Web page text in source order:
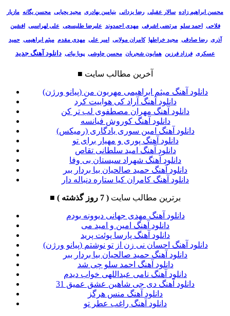
محسن ابراهیم زاده سالار عقیلی رضا یزدانی بنیامین بهادری مجید یحیایی محسن یگانه مازیار
فلاحی احمد سلو مرتضی اشرفی مهدی احمدوند علیرضا طلیسچی علی لهراسبی افشین
آذری رضا صادقی مجید خراطها کامران مولایی امیر علی مهدی مقدم میثم ابراهیمی حمید
عسکری فرزاد فرزین همایون شجریان محسن چاوشی پویا بیاتی دانلود آهنگ جدید
■ آخرین مطالب سایت
دانلود آهنگ میثم ابراهیمی مهربون من (پیانو ورژن)
دانلود آهنگ آراد کی هواییت کرد
دانلود آهنگ مهران مصطفوی لب تر کن
دانلود آهنگ کوروش فیانسه
دانلود آهنگ امین سوری یادگاری (رمیکس)
دانلود آهنگ پوری و مهیار برای تو
دانلود آهنگ امید سلطانی تقاص
دانلود آهنگ شهراد سیستان بی وفا
دانلود آهنگ حمید صالحیان بیا بردار ببر
دانلود آهنگ کامران کیا ستاره دنباله دار
■ برترین مطالب سایت( 7 روز گذشته )
دانلود آهنگ مهدی جهانی دیوونه بودم
دانلود آهنگ امین و امید می
دانلود آهنگ پارسا پوئت پرید
دانلود آهنگ احسان نی زن از تو نوشتم (پیانو ورژن)
دانلود آهنگ حمید صالحیان بیا بردار ببر
دانلود آهنگ احمد سلو چی شد
دانلود آهنگ نامی عبداللهی خواب دیدم
دانلود آهنگ دی جی شاهین عشق عمیق 31
دانلود آهنگ منس هرگز
دانلود آهنگ راغب عطر تو